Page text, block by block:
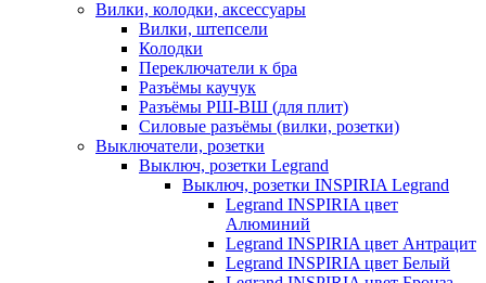
Вилки, колодки, аксессуары
Вилки, штепсели
Колодки
Переключатели к бра
Разъёмы каучук
Разъёмы РШ-ВШ (для плит)
Силовые разъёмы (вилки, розетки)
Выключатели, розетки
Выключ, розетки Legrand
Выключ, розетки INSPIRIA Legrand
Legrand INSPIRIA цвет
Алюминий
Legrand INSPIRIA цвет Антрацит
Legrand INSPIRIA цвет Белый